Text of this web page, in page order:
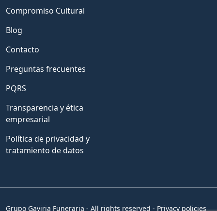
Compromiso Cultural
Blog
Contacto
Preguntas frecuentes
PQRS
Transparencia y ética
empresarial
Política de privacidad y
tratamiento de datos
Grupo Gaviria Funeraria - All rights reserved - Privacy policies